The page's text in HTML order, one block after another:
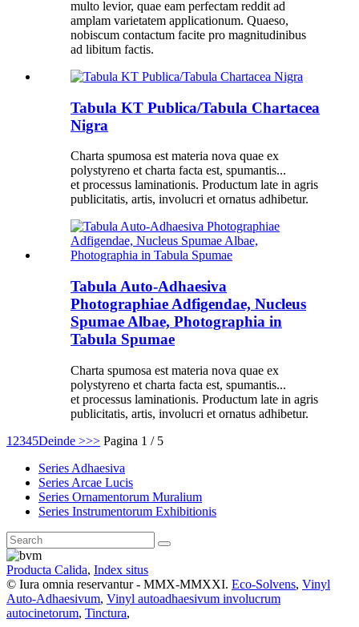
multo levior, quae eam perfectam reddit ad
amplam varietatem applicationum. Quaeso,
nobiscum contactum facite pro magnitudinibus
ad libitum factis.
Tabula KT Publica/Tabula Chartacea
Nigra
Charta spumosa est materia nova quae ex
polystyreno et charta facta est, spumantis...
et processus laminationis. Productum late in agris
publicitatis, artis, involucri et ornatus adhibetur.
Tabula Auto-Adhaesiva
Photographiae Adfigendae, Nucleus
Spumae Albae, Photographia in
Tabula Spumae
Charta spumosa est materia nova quae ex
polystyreno et charta facta est, spumantis...
et processus laminationis. Productum late in agris
publicitatis, artis, involucri et ornatus adhibetur.
1 2345Deinde >>> Pagina 1 / 5
Series Adhaesiva
Series Arcae Lucis
Series Ornamentorum Muralium
Series Instrumentorum Exhibitionis
Producta Calida, Index situs
© Iura omnia reservantur - MMX-MMXXI. Eco-Solvens, Vinyl
Auto-Adhaesivum, Vinyl autoadhaesivum involucrum
autocinetorum, Tinctura,